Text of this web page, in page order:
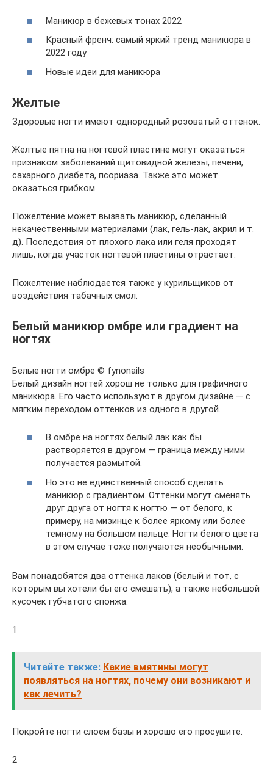
Маникюр в бежевых тонах 2022
Красный френч: самый яркий тренд маникюра в
2022 году
Новые идеи для маникюра
Желтые
Здоровые ногти имеют однородный розоватый оттенок.
Желтые пятна на ногтевой пластине могут оказаться
признаком заболеваний щитовидной железы, печени,
сахарного диабета, псориаза. Также это может
оказаться грибком.
Пожелтение может вызвать маникюр, сделанный
некачественными материалами (лак, гель-лак, акрил и т.
д). Последствия от плохого лака или геля проходят
лишь, когда участок ногтевой пластины отрастает.
Пожелтение наблюдается также у курильщиков от
воздействия табачных смол.
Белый маникюр омбре или градиент на
ногтях
Белые ногти омбре © fynonails
Белый дизайн ногтей хорош не только для графичного
маникюра. Его часто используют в другом дизайне — с
мягким переходом оттенков из одного в другой.
В омбре на ногтях белый лак как бы
растворяется в другом — граница между ними
получается размытой.
Но это не единственный способ сделать
маникюр с градиентом. Оттенки могут сменять
друг друга от ногтя к ногтю — от белого, к
примеру, на мизинце к более яркому или более
темному на большом пальце. Ногти белого цвета
в этом случае тоже получаются необычными.
Вам понадобятся два оттенка лаков (белый и тот, с
которым вы хотели бы его смешать), а также небольшой
кусочек губчатого спонжа.
1
Читайте также: Какие вмятины могут
появляться на ногтях, почему они возникают и
как лечить?
Покройте ногти слоем базы и хорошо его просушите.
2